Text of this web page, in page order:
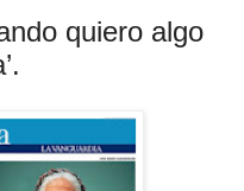
quiero algo